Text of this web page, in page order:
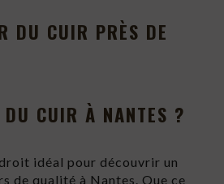
DU CUIR PRÈS DE
DU CUIR À NANTES ?
idéal pour découvrir un
de qualité à Nantes. Que ce